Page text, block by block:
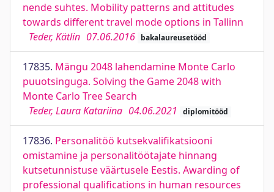
nende suhtes. Mobility patterns and attitudes
towards different travel mode options in Tallinn
Teder, Kätlin 07.06.2016 bakalaureusetööd
17835. Mängu 2048 lahendamine Monte Carlo
puuotsinguga. Solving the Game 2048 with
Monte Carlo Tree Search
Teder, Laura Katariina 04.06.2021 diplomitööd
17836. Personalitöö kutsekvalifikatsiooni
omistamine ja personalitöötajate hinnang
kutsetunnistuse väärtusele Eestis. Awarding of
professional qualifications in human resources